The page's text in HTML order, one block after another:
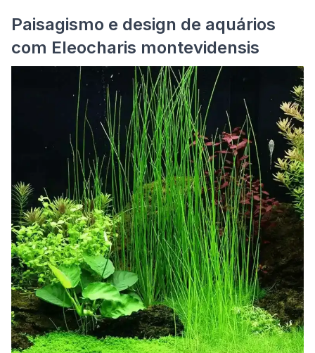
Paisagismo e design de aquários
com Eleocharis montevidensis